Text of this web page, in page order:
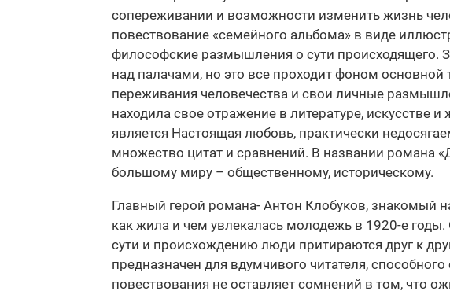
сопереживании и возможности изменить жизнь
повествование «семейного альбома» в виде
философские размышления о сути происходящего.
над палачами, но это все проходит фоном
переживания человечества и свои личные
находила свое отражение в литературе,
является Настоящая любовь, практически
множество цитат и сравнений. В названии романа
большому миру – общественному, историческому.
Главный герой романа- Антон Клобуков, знакомый
как жила и чем увлекалась молодежь в 1920-е
сути и происхождению люди притираются друг к
предназначен для вдумчивого читателя,
повествования не оставляет сомнений в том, что